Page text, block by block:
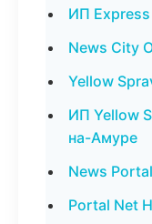
ИП
News City
Yellow
ИП Yellow
на-Амуре
News
Portal Net